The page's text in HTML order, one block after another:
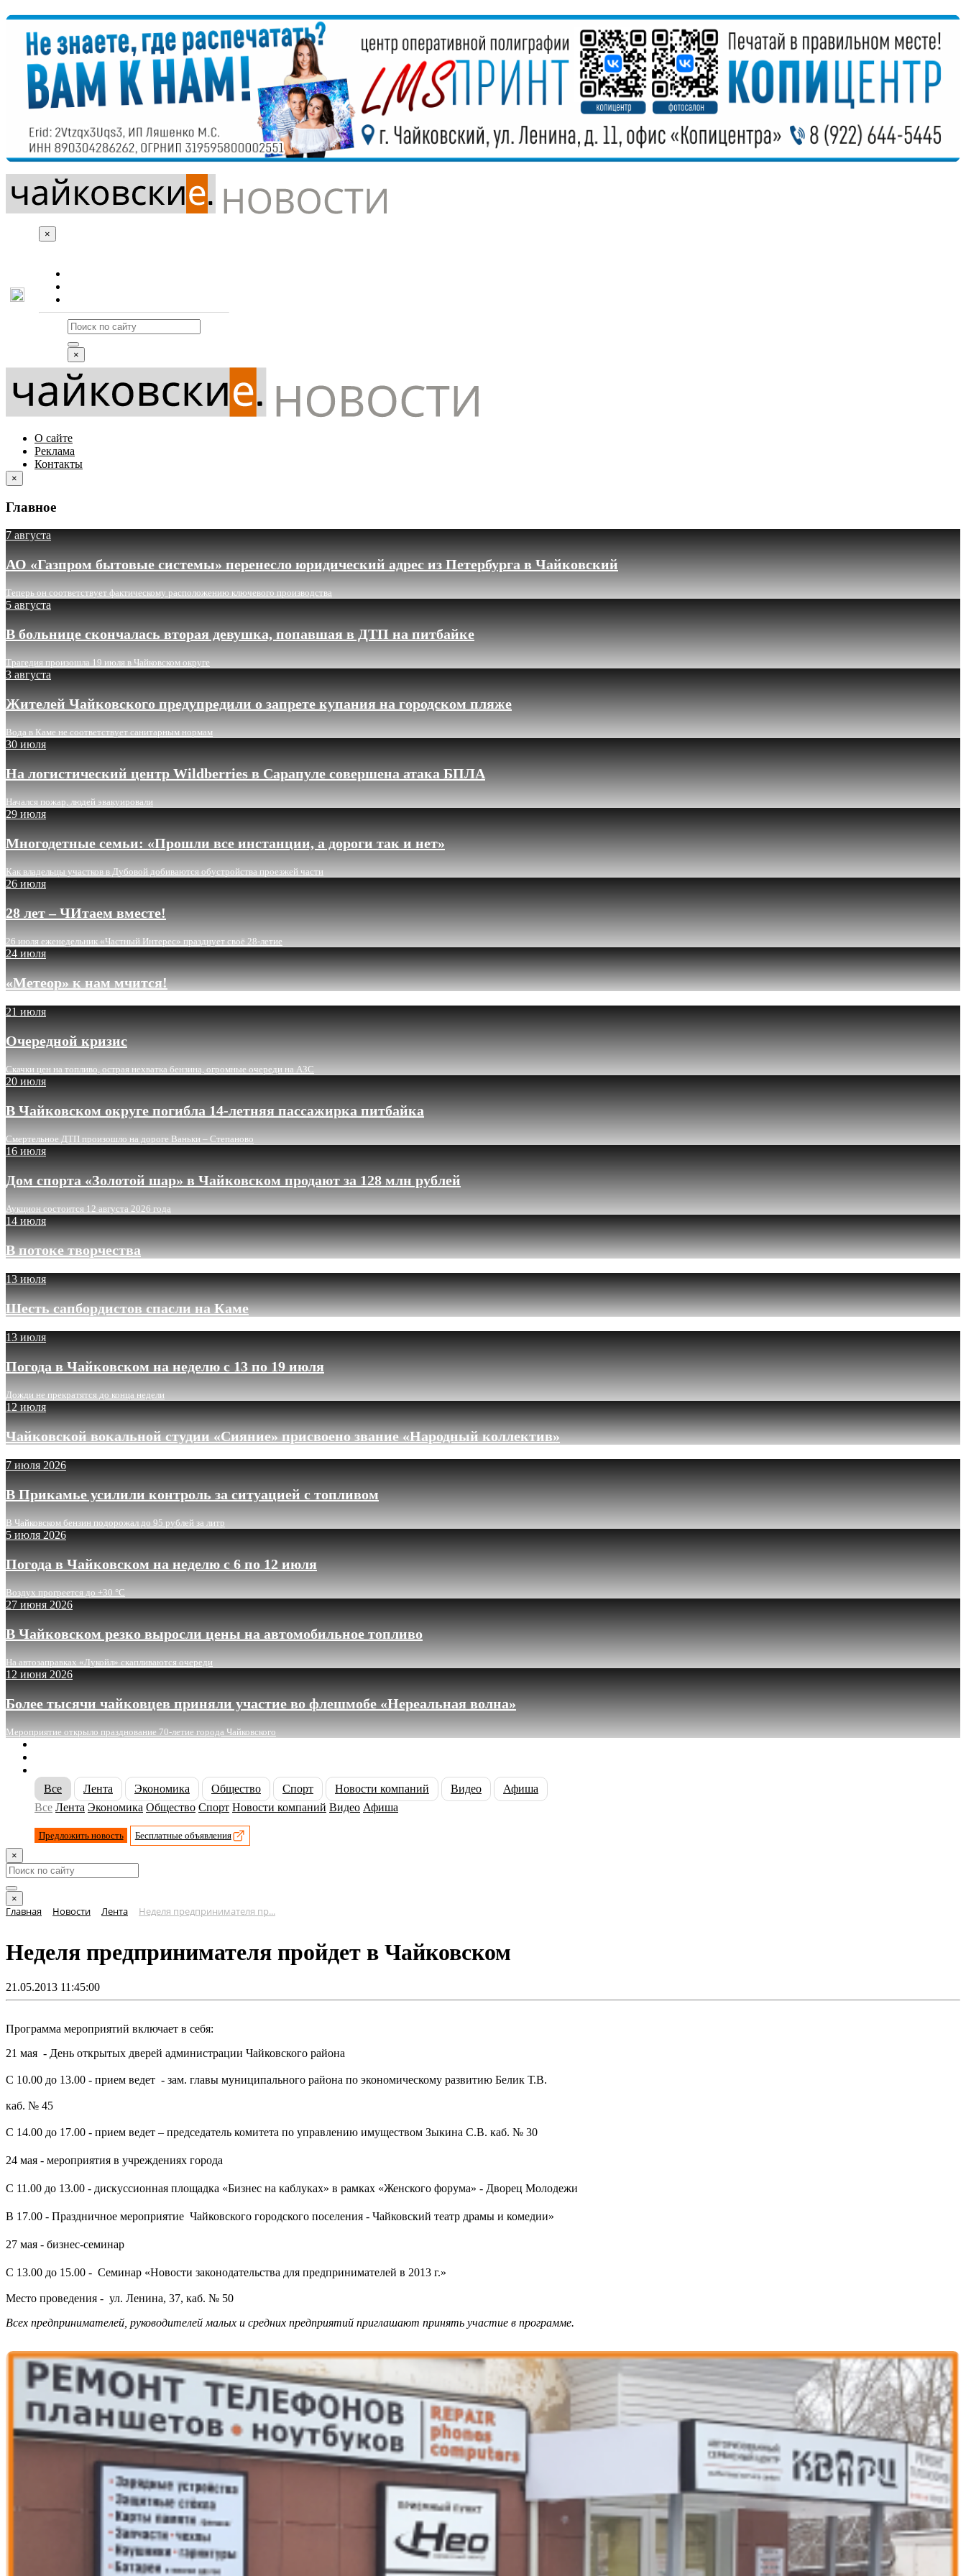
×
×
О сайте
Реклама
Контакты
×
Главное
7 августа
АО «Газпром бытовые системы» перенесло юридический адрес из Петербурга в Чайковский
Теперь он соответствует фактическому расположению ключевого производства
5 августа
В больнице скончалась вторая девушка, попавшая в ДТП на питбайке
Трагедия произошла 19 июля в Чайковском округе
3 августа
Жителей Чайковского предупредили о запрете купания на городском пляже
Вода в Каме не соответствует санитарным нормам
30 июля
На логистический центр Wildberries в Сарапуле совершена атака БПЛА
Начался пожар, людей эвакуировали
29 июля
Многодетные семьи: «Прошли все инстанции, а дороги так и нет»
Как владельцы участков в Дубовой добиваются обустройства проезжей части
26 июля
28 лет – ЧИтаем вместе!
26 июля еженедельник «Частный Интерес» празднует своё 28-летие
24 июля
«Метеор» к нам мчится!
21 июля
Очередной кризис
Скачки цен на топливо, острая нехватка бензина, огромные очереди на АЗС
20 июля
В Чайковском округе погибла 14-летняя пассажирка питбайка
Смертельное ДТП произошло на дороге Ваньки – Степаново
16 июля
Дом спорта «Золотой шар» в Чайковском продают за 128 млн рублей
Аукцион состоится 12 августа 2026 года
14 июля
В потоке творчества
13 июля
Шесть сапбордистов спасли на Каме
13 июля
Погода в Чайковском на неделю с 13 по 19 июля
Дожди не прекратятся до конца недели
12 июля
Чайковской вокальной студии «Сияние» присвоено звание «Народный коллектив»
7 июля 2026
В Прикамье усилили контроль за ситуацией с топливом
В Чайковском бензин подорожал до 95 рублей за литр
5 июля 2026
Погода в Чайковском на неделю с 6 по 12 июля
Воздух прогреется до +30 °C
27 июня 2026
В Чайковском резко выросли цены на автомобильное топливо
На автозаправках «Лукойл» скапливаются очереди
12 июня 2026
Более тысячи чайковцев приняли участие во флешмобе «Нереальная волна»
Мероприятие открыло празднование 70-летие города Чайковского
Все
Лента Экономика Общество Спорт Новости компаний Видео
Афиша
Все Лента Экономика Общество Спорт Новости компаний Видео Афиша
Предложить новость
Бесплатные объявления
×
×
Главная Новости Лента Неделя предпринимателя пр...
Неделя предпринимателя пройдет в Чайковском
21.05.2013 11:45:00
Программа мероприятий включает в себя:
21 мая - День открытых дверей администрации Чайковского района
С 10.00 до 13.00 - прием ведет - зам. главы муниципального района по экономическому развитию Белик Т.В.
каб. № 45
С 14.00 до 17.00 - прием ведет – председатель комитета по управлению имуществом Зыкина С.В. каб. № 30
24 мая - мероприятия в учреждениях города
С 11.00 до 13.00 - дискуссионная площадка «Бизнес на каблуках» в рамках «Женского форума» - Дворец Молодежи
В 17.00 - Праздничное мероприятие Чайковского городского поселения - Чайковский театр драмы и комедии»
27 мая - бизнес-семинар
С 13.00 до 15.00 - Семинар «Новости законодательства для предпринимателей в 2013 г.»
Место проведения - ул. Ленина, 37, каб. № 50
Всех предпринимателей, руководителей малых и средних предприятий приглашают принять участие в программе.